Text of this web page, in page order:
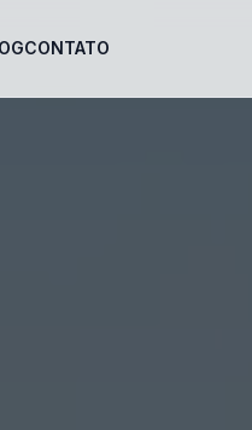
CONTATO